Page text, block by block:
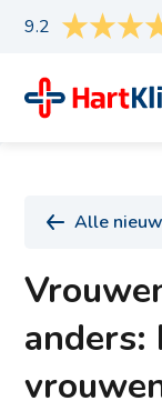
9.2
Alle